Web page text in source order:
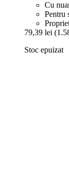
Cu
Pentru
79,39 lei
Stoc epuizat